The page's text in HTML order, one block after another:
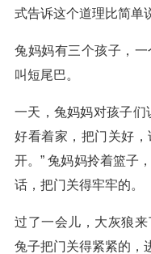
式告诉这个道理比简单
兔妈妈有三个孩子，
叫短尾巴。
一天，兔妈妈对孩子们
好看着家，把门关好
开。” 兔妈妈拎着篮子
话，把门关得牢牢的。
过了一会儿，大灰狼
兔子把门关得紧紧的，